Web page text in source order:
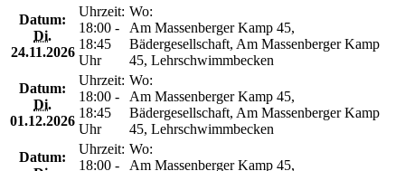
Datum:
Di.
24.11.2026
Uhrzeit:
18:00 -
18:45
Uhr
Wo:
Am Massenberger Kamp 45,
Bädergesellschaft, Am Massenberger Kamp
45, Lehrschwimmbecken
Datum:
Di.
01.12.2026
Uhrzeit:
18:00 -
18:45
Uhr
Wo:
Am Massenberger Kamp 45,
Bädergesellschaft, Am Massenberger Kamp
45, Lehrschwimmbecken
Datum:
Uhrzeit:
18:00 -
Wo:
Am Massenberger Kamp 45,